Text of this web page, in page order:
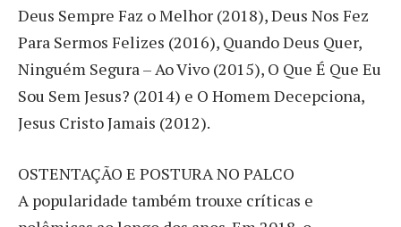
Deus Sempre Faz o Melhor (2018), Deus Nos Fez
Para Sermos Felizes (2016), Quando Deus Quer,
Ninguém Segura – Ao Vivo (2015), O Que É Que Eu
Sou Sem Jesus? (2014) e O Homem Decepciona,
Jesus Cristo Jamais (2012).
OSTENTAÇÃO E POSTURA NO PALCO
A popularidade também trouxe críticas e